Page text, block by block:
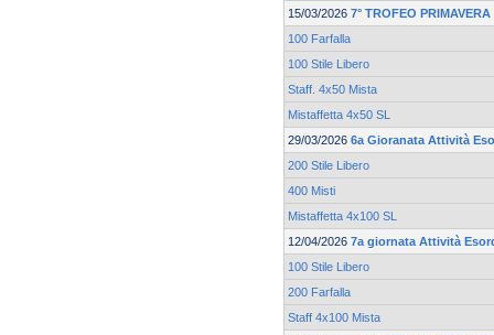
15/03/2026 7° TROFEO
100 Farfalla
100 Stile Libero
Staff. 4x50 Mista
Mistaffetta 4x50 SL
29/03/2026 6a Gioranata Attività
200 Stile Libero
400 Misti
Mistaffetta 4x100 SL
12/04/2026 7a giornata Attività
100 Stile Libero
200 Farfalla
Staff 4x100 Mista